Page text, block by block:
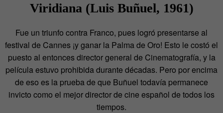
Viridiana (Luis Buñuel, 1961)
Fue un triunfo contra Franco, pues logró presentarse al
festival de Cannes ¡y ganar la Palma de Oro! Esto le costó el
puesto al entonces director general de Cinematografía, y la
película estuvo prohibida durante décadas. Pero por encima
de eso es la prueba de que Buñuel todavía permanece
invicto como el mejor director de cine español de todos los
tiempos.